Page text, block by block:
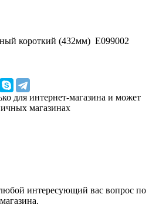
короткий (432мм) E099002
для интернет-магазина и может
магазинах
интересующий вас вопрос по